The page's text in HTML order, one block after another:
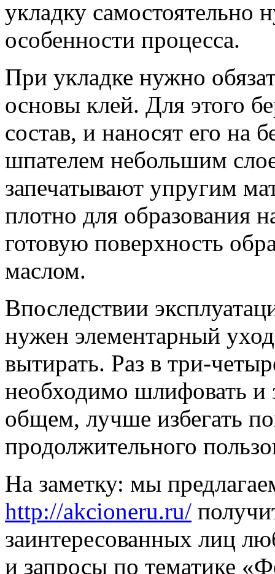
укладку самостоятельно
особенности процесса.
При укладке нужно
основы клей. Для этого
состав, и наносят его на
шпателем небольшим
запечатывают упругим
плотно для образования
готовую поверхность
маслом.
Впоследствии
нужен элементарный
вытирать. Раз в три-
необходимо шлифовать и
общем, лучше избегать
продолжительного
На заметку: мы
http://akcioneru.ru/
заинтересованных лиц
и запросы по тематике